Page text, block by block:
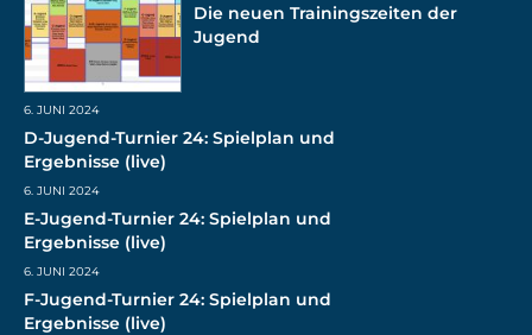
Die neuen Trainingszeiten der
Jugend
6. JUNI 2024
D-Jugend-Turnier 24: Spielplan und
Ergebnisse (live)
6. JUNI 2024
E-Jugend-Turnier 24: Spielplan und
Ergebnisse (live)
6. JUNI 2024
F-Jugend-Turnier 24: Spielplan und
Ergebnisse (live)